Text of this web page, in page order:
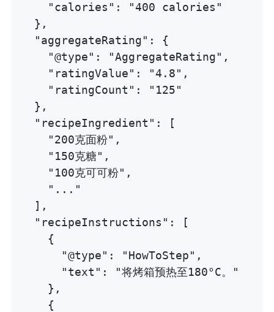
"calories": "400 calories"
},
"aggregateRating": {
"@type": "AggregateRating",
"ratingValue": "4.8",
"ratingCount": "125"
},
"recipeIngredient": [
"200克面粉",
"150克糖",
"100克可可粉",
"..."
],
"recipeInstructions": [
{
"@type": "HowToStep",
"text": "将烤箱预热至180°C。"
},
{